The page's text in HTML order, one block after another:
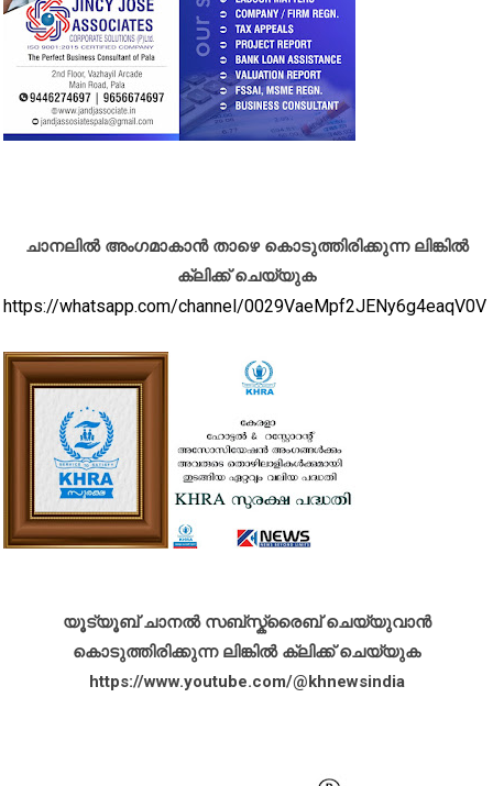
ചാനലിൽ അംഗമാകാൻ താഴെ കൊടുത്തിരിക്കുന്ന ലിങ്കിൽ
ക്ലിക്ക് ചെയ്യുക
https://whatsapp.com/channel/0029VaeMpf2JENy6g4eaqV0V
യൂട്യൂബ് ചാനൽ സബ്സ്ക്രൈബ് ചെയ്യുവാൻ
കൊടുത്തിരിക്കുന്ന ലിങ്കിൽ ക്ലിക്ക് ചെയ്യുക
https://www.youtube.com/@khnewsindia